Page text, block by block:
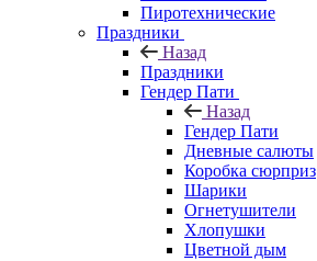
Пиротехнические
Праздники
Назад
Праздники
Гендер Пати
Назад
Гендер Пати
Дневные салюты
Коробка сюрприз
Шарики
Огнетушители
Хлопушки
Цветной дым